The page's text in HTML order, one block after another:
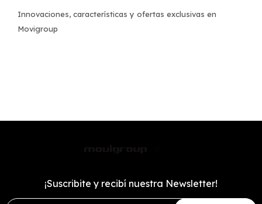
Innovaciones, características y ofertas exclusivas en
Movigroup
¡Suscribite y recibí nuestra Newsletter!